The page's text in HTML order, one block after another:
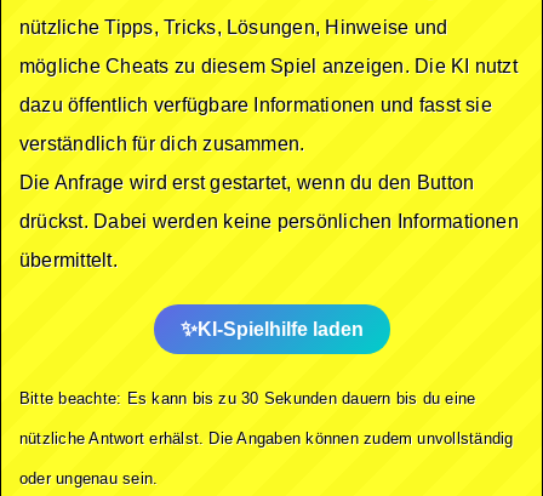
nützliche Tipps, Tricks, Lösungen, Hinweise und
mögliche Cheats zu diesem Spiel anzeigen. Die KI nutzt
dazu öffentlich verfügbare Informationen und fasst sie
verständlich für dich zusammen.
Die Anfrage wird erst gestartet, wenn du den Button
drückst. Dabei werden keine persönlichen Informationen
übermittelt.
KI-Spielhilfe laden
Bitte beachte: Es kann bis zu 30 Sekunden dauern bis du eine
nützliche Antwort erhälst. Die Angaben können zudem unvollständig
oder ungenau sein.